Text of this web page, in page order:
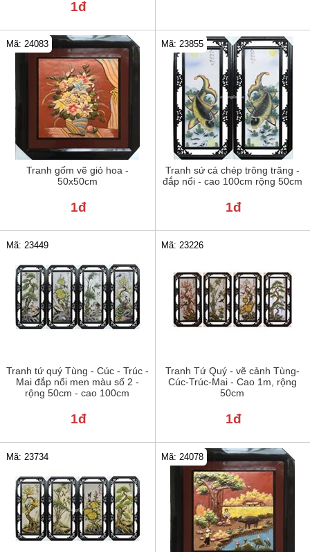
1đ
Tranh gốm vẽ giỏ hoa -
50x50cm
Mã: 24083
1đ
Tranh sứ cá chép trông trăng -
đắp nổi - cao 100cm rộng 50cm
Mã: 23855
1đ
Tranh tứ quý Tùng - Cúc - Trúc -
Mai đắp nổi men màu số 2 -
rộng 50cm - cao 100cm
Mã: 23449
1đ
Tranh Tứ Quý - vẽ cảnh Tùng-
Cúc-Trúc-Mai - Cao 1m, rộng
50cm
Mã: 23226
1đ
Mã: 23734 Mã: 24078